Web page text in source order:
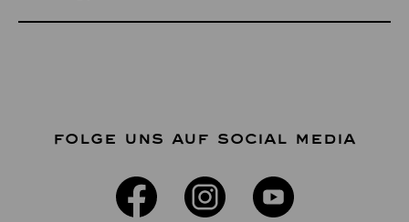
FOLGE UNS AUF SOCIAL MEDIA